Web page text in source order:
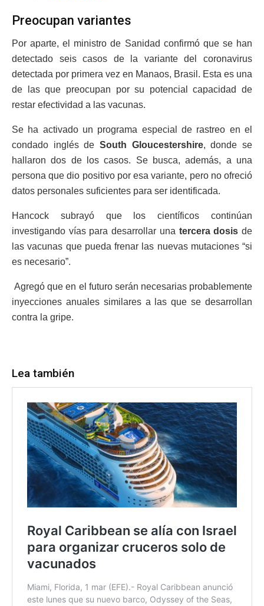
Preocupan variantes
Por aparte, el ministro de Sanidad confirmó que se han
detectado seis casos de la variante del coronavirus
detectada por primera vez en Manaos, Brasil. Esta es una
de las que preocupan por su potencial capacidad de
restar efectividad a las vacunas.
Se ha activado un programa especial de rastreo en el
condado inglés de South Gloucestershire, donde se
hallaron dos de los casos. Se busca, además, a una
persona que dio positivo por esa variante, pero no ofreció
datos personales suficientes para ser identificada.
Hancock subrayó que los científicos continúan
investigando vías para desarrollar una tercera dosis de
las vacunas que pueda frenar las nuevas mutaciones “si
es necesario”.
Agregó que en el futuro serán necesarias probablemente
inyecciones anuales similares a las que se desarrollan
contra la gripe.
Lea también